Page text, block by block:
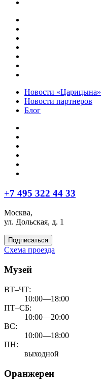
Новости «Царицына»
Новости партнеров
Блог
+7 495 322 44 33
Москва,
ул. Дольская, д. 1
Подписаться
Схема проезда
Музей
ВТ–ЧТ:
10:00—18:00
ПТ–СБ:
10:00—20:00
ВС:
10:00—18:00
ПН:
выходной
Оранжереи